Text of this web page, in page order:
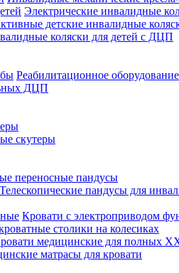
Электрические инвалидные
детские инвалидные
коляски для детей с ДЦП
Реабилитационное
ДЦП
скутеры
переносные пандусы
Телескопические пандусы для
Кровати с электроприводом
столики на колесиках
медицинские для полных
матрасы для кровати